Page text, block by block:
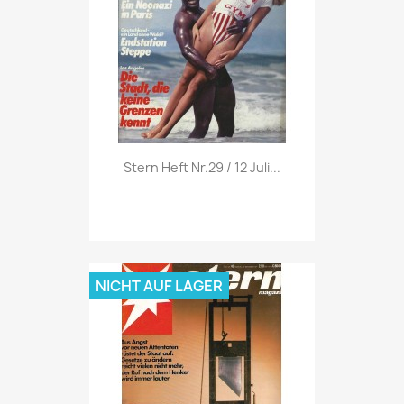
Vorschau
Stern Heft Nr.29 / 12 Juli...
NICHT AUF LAGER